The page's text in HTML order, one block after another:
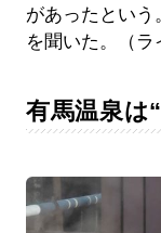
があったとい
を聞いた。（ラ
有馬温泉は